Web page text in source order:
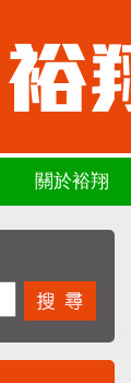
關於裕翔